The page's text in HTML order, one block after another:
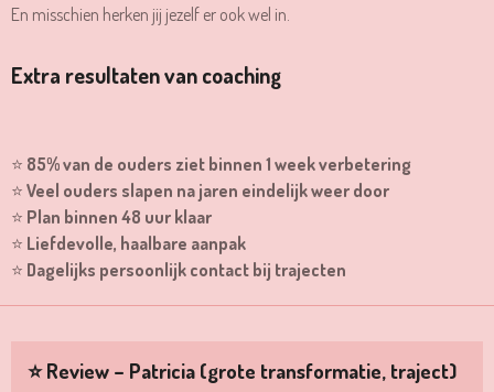
En misschien herken jij jezelf er ook wel in.
Extra resultaten van coaching
⭐ 85% van de ouders ziet binnen 1 week verbetering
⭐ Veel ouders slapen na jaren eindelijk weer door
⭐ Plan binnen 48 uur klaar
⭐ Liefdevolle, haalbare aanpak
⭐ Dagelijks persoonlijk contact bij trajecten
⭐ Review – Patricia (grote transformatie, traject)